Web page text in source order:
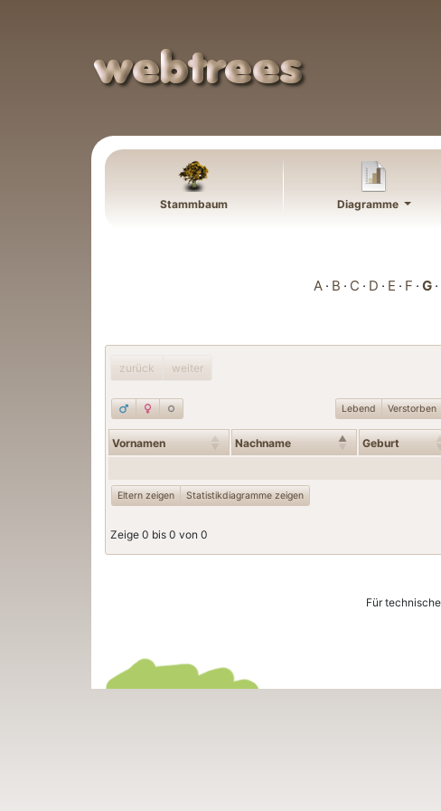
Stammbaum Diagramme
A B C D E F G
zurück weiter
Lebend Verstorben
Vornamen Nachname Geburt
Eltern zeigen Statistikdiagramme zeigen
Zeige 0 bis 0 von 0
Für